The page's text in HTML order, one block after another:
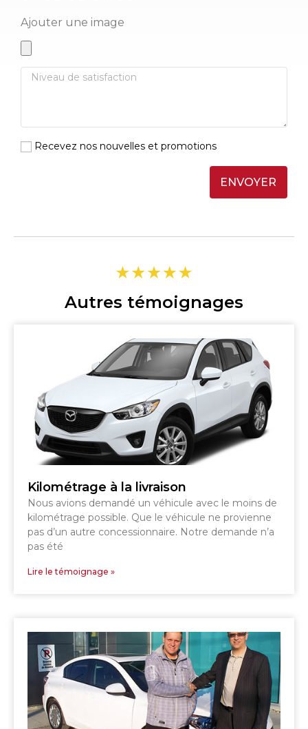
Ajouter une image
Recevez nos nouvelles et promotions
ENVOYER
Autres témoignages
Kilométrage à la livraison
Nous avions demandé un véhicule avec le moins de
kilométrage possible. Que le véhicule ne provienne
pas d’un autre concessionnaire. Notre demande n’a
pas été
Lire le témoignage »